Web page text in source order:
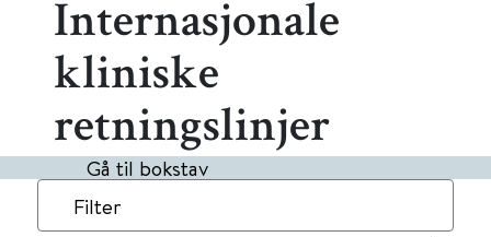
Internasjonale
kliniske
retningslinjer
Gå til bokstav
Filter